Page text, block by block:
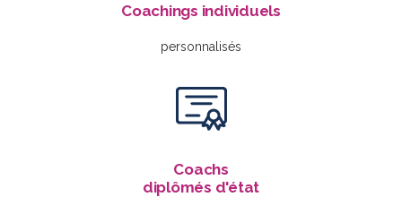
Coachings individuels
personnalisés
Coachs
diplômés d'état